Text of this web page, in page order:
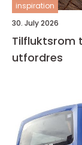
inspiration
30. July 2026
Tilfluktsrom trygghet når samfunnet
utfordres